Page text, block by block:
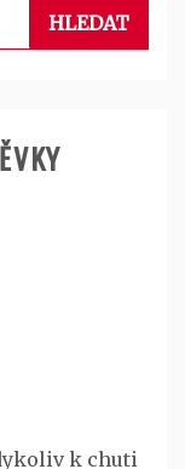
k chuti